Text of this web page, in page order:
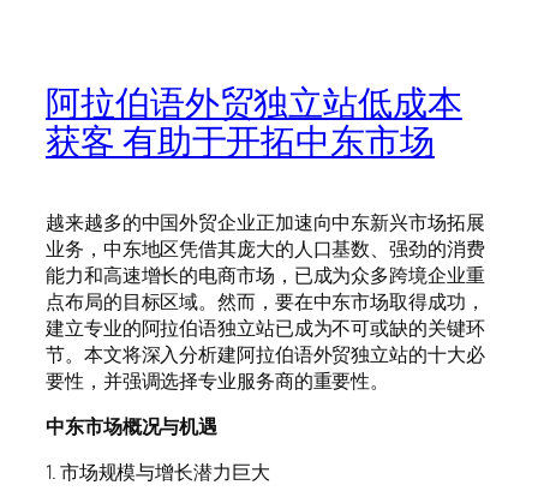
阿拉伯语外贸独立站低成本
获客 有助于开拓中东市场
越来越多的中国外贸企业正加速向中东新兴市场拓展
业务，中东地区凭借其庞大的人口基数、强劲的消费
能力和高速增长的电商市场，已成为众多跨境企业重
点布局的目标区域。然而，要在中东市场取得成功，
建立专业的阿拉伯语独立站已成为不可或缺的关键环
节。本文将深入分析建阿拉伯语外贸独立站的十大必
要性，并强调选择专业服务商的重要性。
中东市场概况与机遇
1. 市场规模与增长潜力巨大